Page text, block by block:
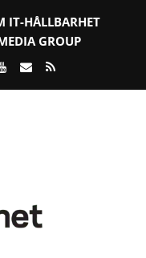
IT-HÅLLBARHET
GROUP